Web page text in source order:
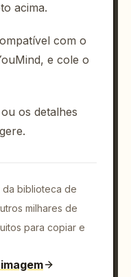
acima.
com o
e cole o
os detalhes
da biblioteca de
milhares de
para copiar e